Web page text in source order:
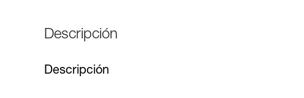
Descripción
Descripción